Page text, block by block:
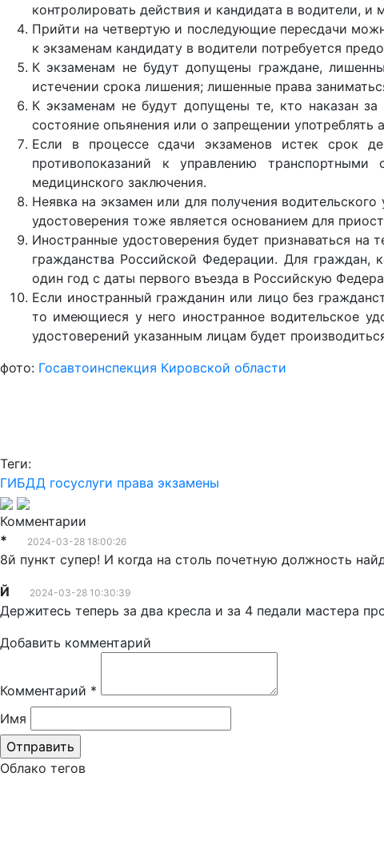
контролировать действия и кандидата в водители,
Прийти на четвертую и последующие пересдачи
к экзаменам кандидату в водители потребуется
К экзаменам не будут допущены граждане,
истечении срока лишения; лишенные права
К экзаменам не будут допущены те, кто наказан
состояние опьянения или о запрещении
Если в процессе сдачи экзаменов истек срок
противопоказаний к управлению
медицинского заключения.
Неявка на экзамен или для получения
удостоверения тоже является основанием для
Иностранные удостоверения будет признаваться
гражданства Российской Федерации. Для граждан,
один год с даты первого въезда в Российскую
Если иностранный гражданин или лицо без
то имеющиеся у него иностранное водительское
удостоверений указанным лицам будет
фото: Госавтоинспекция Кировской области
Теги:
ГИБДД госуслуги права экзамены
Комментарии
*
2024-03-28 18:00:26
8й пункт супер! И когда на столь почетную должность
Й
2024-03-28 10:30:39
Держитесь теперь за два кресла и за 4 педали мастера
Добавить комментарий
Комментарий *
Имя
Облако тегов